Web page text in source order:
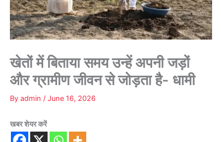
खेतों में बिताया समय उन्हें अपनी जड़ों
और ग्रामीण जीवन से जोड़ता है- धामी
By admin / June 16, 2026
खबर शेयर करें